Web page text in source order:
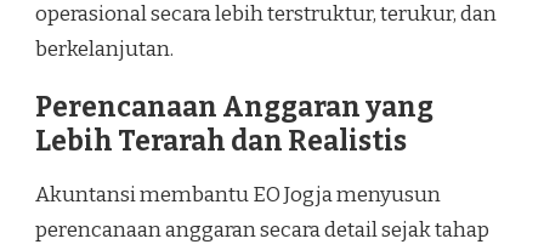
operasional secara lebih terstruktur, terukur, dan
berkelanjutan.
Perencanaan Anggaran yang
Lebih Terarah dan Realistis
Akuntansi membantu EO Jogja menyusun
perencanaan anggaran secara detail sejak tahap